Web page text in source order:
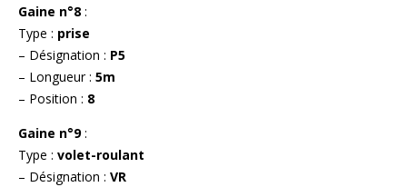
Gaine n°8 :
Type : prise
– Désignation : P5
– Longueur : 5m
– Position : 8
Gaine n°9:
Type : volet-roulant
– Désignation : VR